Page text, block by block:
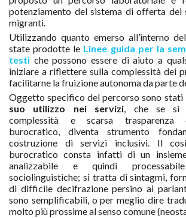
potenziamento del sistema di offerta
migranti.
Utilizzando quanto emerso all’interno
state prodotte le Linee guida per la
testi che possono essere di aiuto a
iniziare a riflettere sulla complessità dei
facilitarne la fruizione autonoma da parte
Oggetto specifico del percorso sono stati
suo utilizzo nei servizi, che se si
complessità e scarsa trasparenza
burocratico, diventa strumento
costruzione di servizi inclusivi. Il
burocratico consta infatti di un
analizzabile e quindi
sociolinguistiche; si tratta di sintagmi,
di difficile decifrazione persino ai
sono semplificabili, o per meglio dire
molto più prossime al senso comune